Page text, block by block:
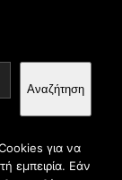
Αναζήτηση
για να
εμπειρία. Εάν